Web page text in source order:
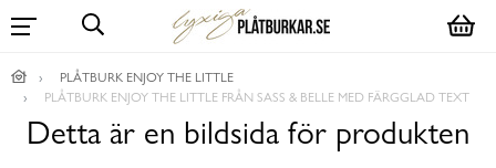
PLÅTBURK ENJOY THE LITTLE
PLÅTBURK ENJOY THE LITTLE FRÅN SASS & BELLE MED FÄRGGLAD TEXT
Detta är en bildsida för produkten